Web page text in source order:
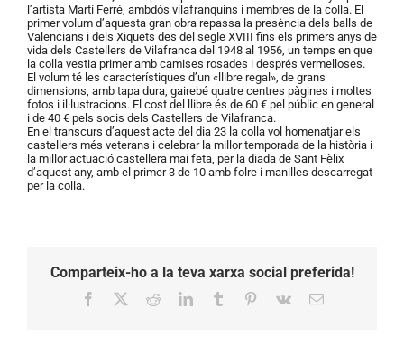
l’artista Martí Ferré, ambdós vilafranquins i membres de la colla. El
primer volum d’aquesta gran obra repassa la presència dels balls de
Valencians i dels Xiquets des del segle XVIII fins els primers anys de
vida dels Castellers de Vilafranca del 1948 al 1956, un temps en que
la colla vestia primer amb camises rosades i després vermelloses.
El volum té les característiques d’un «llibre regal», de grans
dimensions, amb tapa dura, gairebé quatre centres pàgines i moltes
fotos i il·lustracions. El cost del llibre és de 60 € pel públic en general
i de 40 € pels socis dels Castellers de Vilafranca.
En el transcurs d’aquest acte del dia 23 la colla vol homenatjar els
castellers més veterans i celebrar la millor temporada de la història i
la millor actuació castellera mai feta, per la diada de Sant Fèlix
d’aquest any, amb el primer 3 de 10 amb folre i manilles descarregat
per la colla.
Comparteix-ho a la teva xarxa social preferida!
Facebook RedditLinkedInTumblr Pinterest
Vk Email: